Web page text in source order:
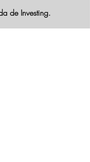
de Investing.